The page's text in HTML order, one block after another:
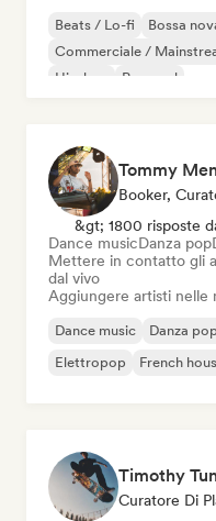
Beats / Lo-fi Bossa
Commerciale /
Hip-hop
Pop soul
Tommy
Booker,
&gt; 1800 risposte
Dance musicDanza pop
Mettere in contatto gli
dal vivo
Aggiungere artisti nelle
Dance music Danza pop
Elettropop
French
Timothy
Curatore Di